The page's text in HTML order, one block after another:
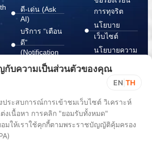
ดี-เด่น (Ask
AI)
บริการ “เตือน
ดี”
(Notification
บริการ
(Document
Wallet)
การทุจริต
นโยบาย
เว็บไซต์
นโยบายความ
ปลอดภัย
สารสนเทศ
ChangeLog
กับความเป็นส่วนตัวของคุณ
EN TH
ประสบการณ์การเข้าชมเว็บไซต์ วิเคราะห์
งเนื้อหา การคลิก "ยอมรับทั้งหมด"
มให้เราใช้คุกกี้ตามพระราชบัญญัติคุ้มครอง